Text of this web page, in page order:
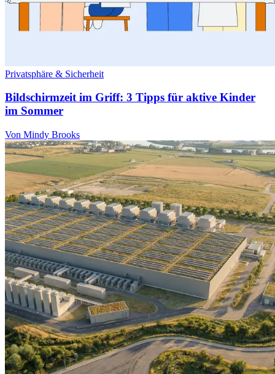
Privatsphäre & Sicherheit
Bildschirmzeit im Griff: 3 Tipps für aktive Kinder
im Sommer
Von Mindy Brooks